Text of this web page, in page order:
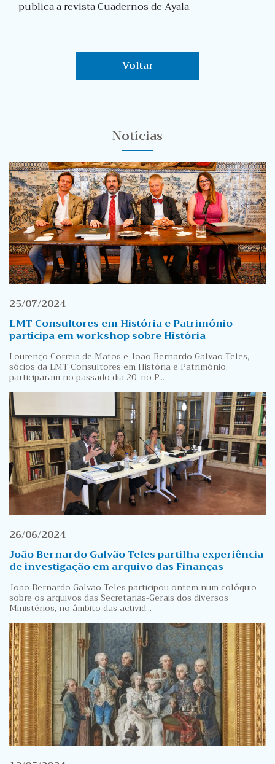
publica a revista Cuadernos de Ayala.
Voltar
Notícias
25/07/2024
LMT Consultores em História e Património
participa em workshop sobre História
Lourenço Correia de Matos e João Bernardo Galvão Teles,
sócios da LMT Consultores em História e Património,
participaram no passado dia 20, no P...
26/06/2024
João Bernardo Galvão Teles partilha experiência
de investigação em arquivo das Finanças
João Bernardo Galvão Teles participou ontem num colóquio
sobre os arquivos das Secretarias-Gerais dos diversos
Ministérios, no âmbito das activid...